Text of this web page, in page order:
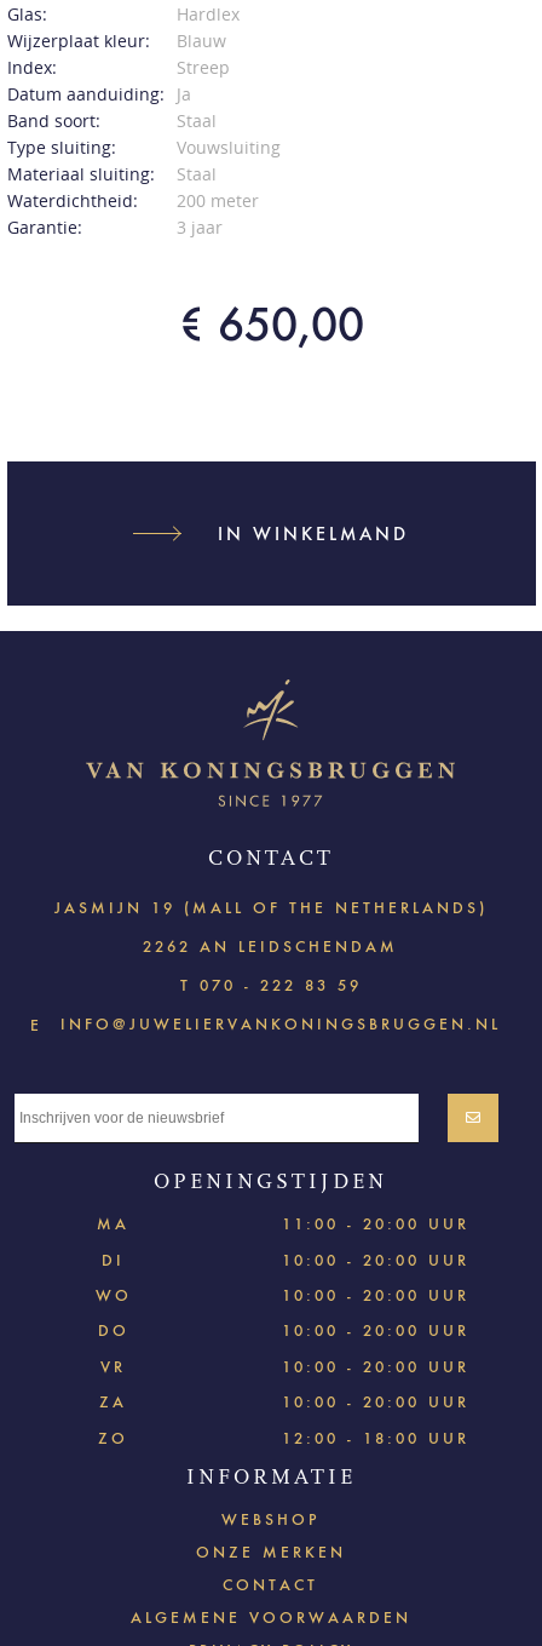
Glas:
Hardlex
Wijzerplaat kleur:
Blauw
Index:
Streep
Datum aanduiding:
Ja
Band soort:
Staal
Type sluiting:
Vouwsluiting
Materiaal sluiting:
Staal
Waterdichtheid:
200 meter
Garantie:
3 jaar
€ 650,00
IN WINKELMAND
CONTACT
JASMIJN 19 (MALL OF THE NETHERLANDS)
2262 AN LEIDSCHENDAM
T 070 - 222 83 59
E INFO@JUWELIERVANKONINGSBRUGGEN.NL
OPENINGSTIJDEN
MA
11:00 - 20:00 UUR
DI
10:00 - 20:00 UUR
WO
10:00 - 20:00 UUR
DO
10:00 - 20:00 UUR
VR
10:00 - 20:00 UUR
ZA
10:00 - 20:00 UUR
ZO
12:00 - 18:00 UUR
INFORMATIE
WEBSHOP
ONZE MERKEN
CONTACT
ALGEMENE VOORWAARDEN